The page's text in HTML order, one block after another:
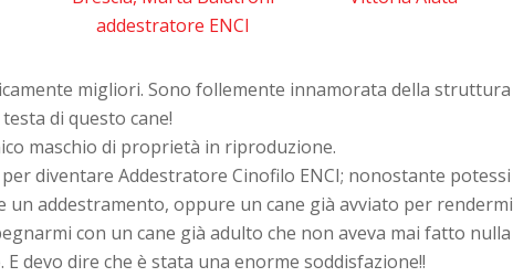
migliori. Sono follemente innamorata della struttura
di questo cane!
maschio di proprietà in riproduzione.
diventare Addestratore Cinofilo ENCI; nonostante potessi
un addestramento, oppure un cane già avviato per rendermi
con un cane già adulto che non aveva mai fatto nulla
devo dire che è stata una enorme soddisfazione!!